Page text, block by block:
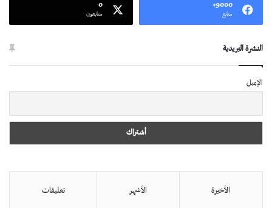
9000+
متابع
0
متابعون
النشرة البريدية
الإيميل
الأخيرة الأشهر تعليقات